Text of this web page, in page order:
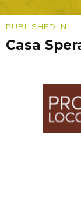
articoli
PUBLISHED IN
Casa